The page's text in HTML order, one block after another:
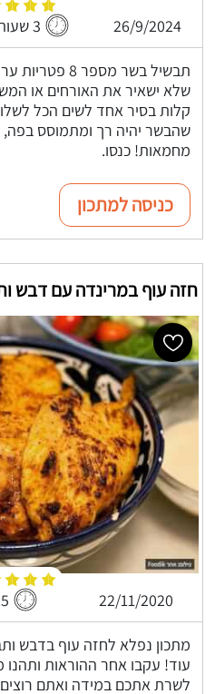
26/9/2024 3 שעות ו-35 דקות
תבשיל בשר
שלא ישאיר את האורחים או
קלות בסיר אחד לשים הכל
שהבשר יהיה רך ומתמוסס בפה,
מחמאות! כנסו.
כניסה למתכון
חזה עוף במרינדה עם דבש
22/11/2020
מתכון נפלא לחזה עוף בדבש
עוד! עקבו אחר ההוראות
לשרת אתכם במידה ואתם רוצים